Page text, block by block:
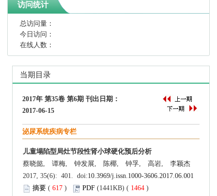
访问统计
总访问量：
今日访问：
在线人数：
当期目录
2017年 第35卷 第6期 刊出日期：
2017-06-15
泌尿系统疾病专栏
儿童塌陷型局灶节段性肾小球硬化预后分析
蔡晓懿, 谭梅, 钟发展, 陈椰, 钟孚, 高岩, 李颖杰
2017, 35(6): 401. doi:10.3969/j.issn.1000-3606.2017.06.001
摘要 ( 617 ) PDF (1441KB) ( 1464 )